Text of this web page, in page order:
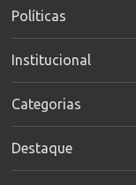
Políticas
Institucional
Categorias
Destaque